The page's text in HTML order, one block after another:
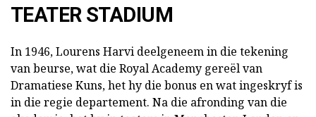
TEATER STADIUM
In 1946, Lourens Harvi deelgeneem in die tekening
van beurse, wat die Royal Academy gereël van
Dramatiese Kuns, het hy die bonus en wat ingeskryf is
in die regie departement. Na die afronding van die